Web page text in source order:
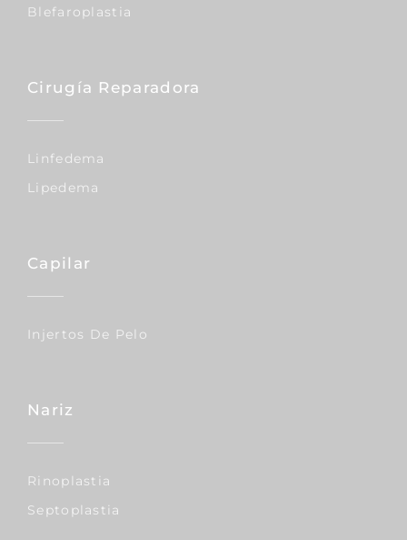
Blefaroplastia
Cirugía Reparadora
Linfedema
Lipedema
Capilar
Injertos De Pelo
Nariz
Rinoplastia
Septoplastia